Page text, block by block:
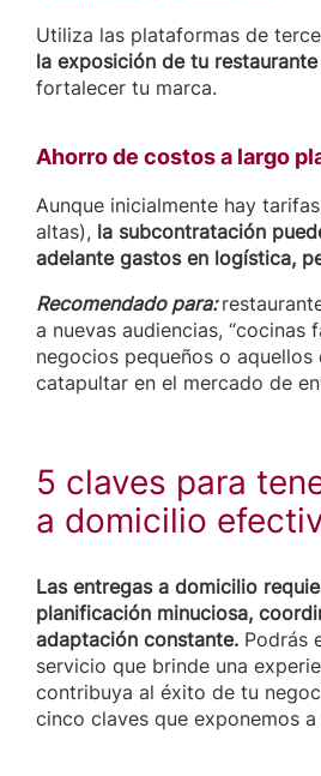
Utiliza las plataformas de
la exposición de tu
fortalecer tu marca.
Ahorro de costos a largo
Aunque inicialmente hay
altas), la subcontratación
adelante gastos en logística,
Recomendado para:
a nuevas audiencias, “cocinas
negocios pequeños o aquellos
catapultar en el mercado de
5 claves para
a domicilio
Las entregas a domicilio
planificación minuciosa,
adaptación constante. Podrás
servicio que brinde una
contribuya al éxito de tu
cinco claves que exponemos